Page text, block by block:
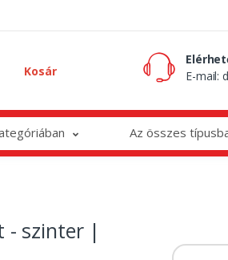
Kosár
E-mail:
Az összes
- szinter |